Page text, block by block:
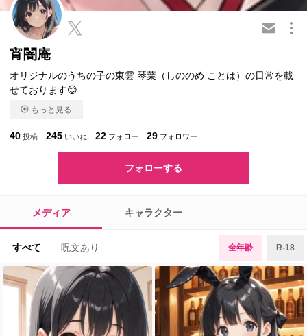
宵闇庵
オリジナルのうちの子の東雲 琴葉（しののめ ことは）の日常を載
せております😊
もっと見る
40 投稿 245 いいね 22 フォロー 29 フォロワー
フォローする
メディア キャラクター
すべて 呪文あり 全年齢 R-18